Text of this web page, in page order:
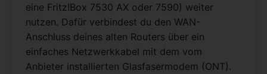
eine Fritz!Box 7530 AX oder 7590) weiter
nutzen. Dafür verbindest du den WAN-
Anschluss deines alten Routers über ein
einfaches Netzwerkkabel mit dem vom
Anbieter installierten Glasfasermodem (ONT).